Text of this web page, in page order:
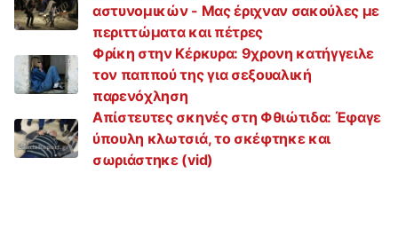
αστυνομικών - Μας έριχναν σακούλες με
περιττώματα και πέτρες
Φρίκη στην Κέρκυρα: 9χρονη κατήγγειλε
τον παππού της για σεξουαλική
παρενόχληση
Απίστευτες σκηνές στη Φθιώτιδα: Έφαγε
ύπουλη κλωτσιά, το σκέφτηκε και
σωριάστηκε (vid)